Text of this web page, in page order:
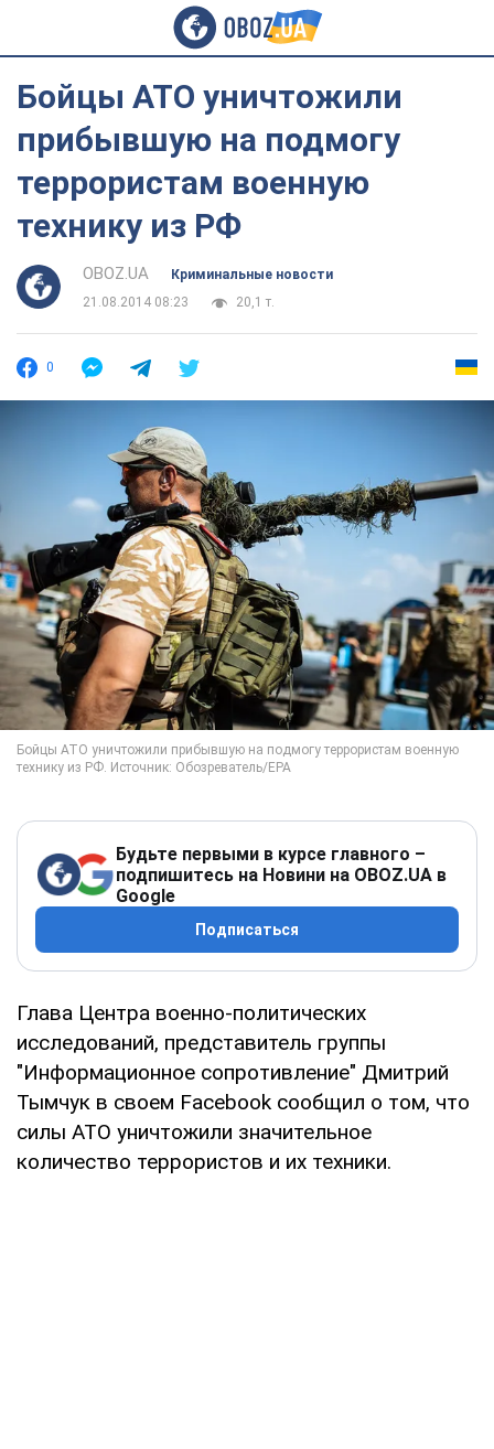
Бойцы АТО уничтожили
прибывшую на подмогу
террористам военную
технику из РФ
OBOZ.UA
Криминальные новости
21.08.2014 08:23
20,1 т.
0
Будьте первыми в курсе главного –
подпишитесь на Новини на OBOZ.UA в
Google
Подписаться
Глава Центра военно-политических
исследований, представитель группы
"Информационное сопротивление" Дмитрий
Тымчук в своем Facebook сообщил о том, что
силы АТО уничтожили значительное
количество террористов и их техники.